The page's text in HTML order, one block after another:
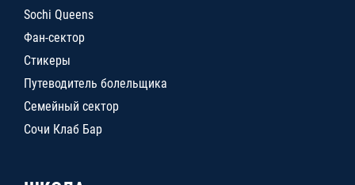
Sochi Queens
Фан-сектор
Стикеры
Путеводитель болельщика
Семейный сектор
Сочи Клаб Бар